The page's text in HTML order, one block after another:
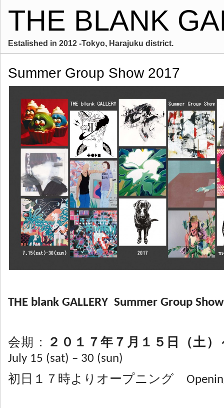
THE BLANK
Estalished in 2012 -Tokyo, Harajuku district.
Summer Group Show 2017
THE blank GALLERY Summer Group
会期：
２０１７年７月１５日（土
July 15 (sat) – 30 (sun)
初日１７時よりオープニング